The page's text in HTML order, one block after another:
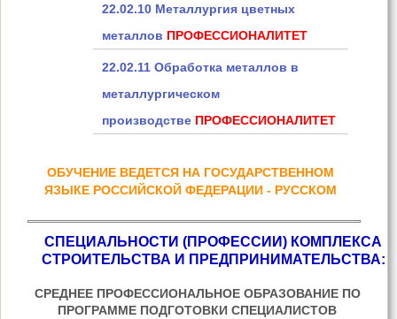
22.02.10 Металлургия цветных
металлов ПРОФЕССИОНАЛИТЕТ
22.02.11 Обработка металлов в
металлургическом
производстве ПРОФЕССИОНАЛИТЕТ
ОБУЧЕНИЕ ВЕДЕТСЯ НА ГОСУДАРСТВЕННОМ
ЯЗЫКЕ РОССИЙСКОЙ ФЕДЕРАЦИИ - РУССКОМ
СПЕЦИАЛЬНОСТИ (ПРОФЕССИИ) КОМПЛЕКСА
СТРОИТЕЛЬСТВА И ПРЕДПРИНИМАТЕЛЬСТВА:
СРЕДНЕЕ ПРОФЕССИОНАЛЬНОЕ ОБРАЗОВАНИЕ ПО
ПРОГРАММЕ ПОДГОТОВКИ СПЕЦИАЛИСТОВ